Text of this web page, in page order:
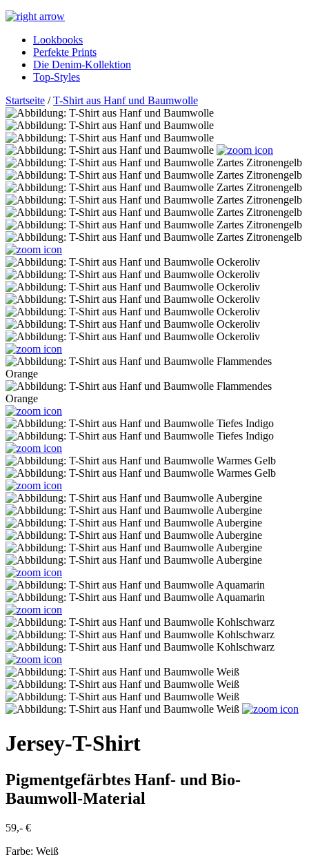
Lookbooks
Perfekte Prints
Die Denim-Kollektion
Top-Styles
Startseite /T-Shirt aus Hanf und Baumwolle
Jersey-T-Shirt
Pigmentgefärbtes Hanf- und Bio-
Baumwoll-Material
59,- €
Farbe: Weiß